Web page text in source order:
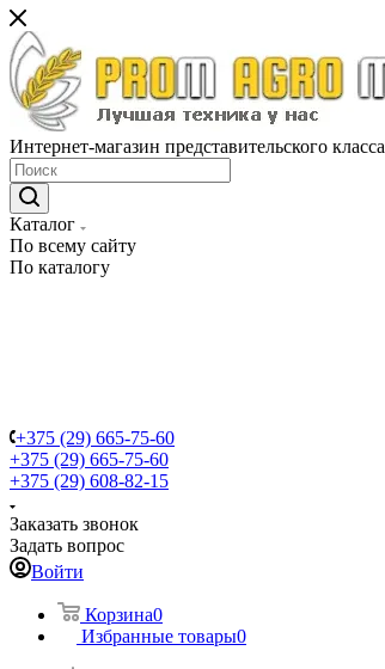
Интернет-магазин представительского класса
Каталог
По всему сайту
По каталогу
+375 (29) 665-75-60
+375 (29) 665-75-60
+375 (29) 608-82-15
Заказать звонок
Задать вопрос
Войти
Корзина0
Избранные товары0